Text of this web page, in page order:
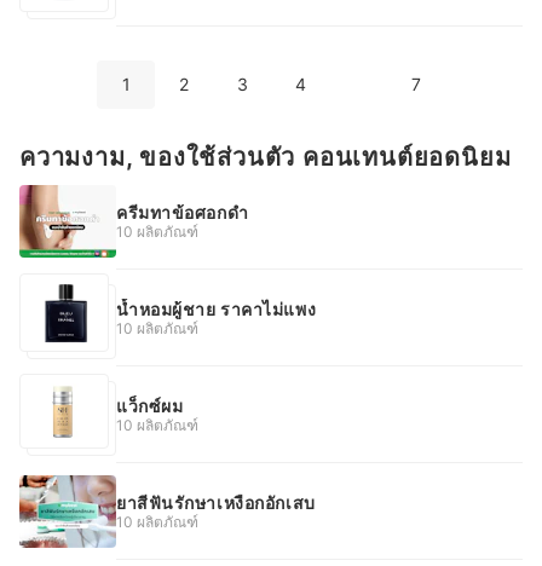
1 2 3 4 7
ความงาม, ของใช้ส่วนตัว คอนเทนต์ยอดนิยม
ครีมทาข้อศอกดำ
10 ผลิตภัณฑ์
น้ำหอมผู้ชาย ราคาไม่แพง
10 ผลิตภัณฑ์
แว็กซ์ผม
10 ผลิตภัณฑ์
ยาสีฟันรักษาเหงือกอักเสบ
10 ผลิตภัณฑ์